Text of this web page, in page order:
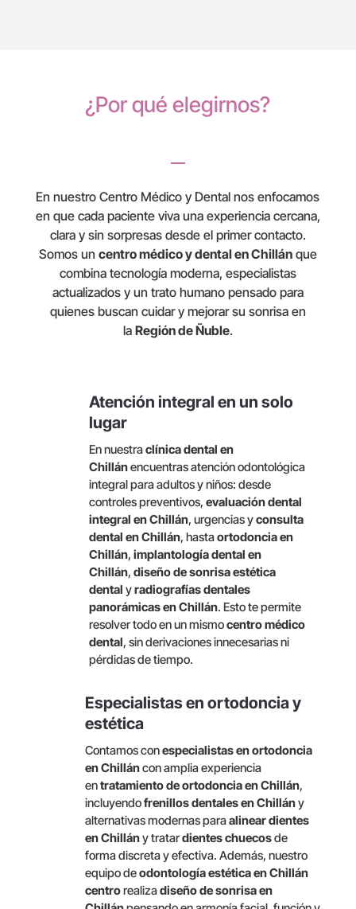
¿Por qué elegirnos?
En nuestro Centro Médico y Dentalnos enfocamos
en que cada paciente viva una experiencia cercana,
clara y sin sorpresas desde el primer contacto.
Somos un centro médico y dental en Chillánque
combina tecnología moderna, especialistas
actualizados y un trato humano pensado para
quienes buscan cuidar y mejorar su sonrisa en
la Región de Ñuble.
Atención integral en un solo
lugar
En nuestraclínica dental en
Chillánencuentras atención odontológica
integral para adultos y niños: desde
controles preventivos, evaluación dental
integral en Chillán, urgencias yconsulta
dental en Chillán, hastaortodoncia en
Chillán, implantología dental en
Chillán, diseño de sonrisa estética
dental yradiografías dentales
panorámicas en Chillán. Esto te permite
resolver todo en un mismocentro médico
dental, sin derivaciones innecesarias ni
pérdidas de tiempo.
Especialistas en ortodoncia y
estética
Contamos conespecialistas en ortodoncia
en Chilláncon amplia experiencia
entratamiento de ortodoncia en Chillán,
incluyendofrenillos dentales en Chillány
alternativas modernas paraalinear dientes
en Chillány tratardientes chuecosde
forma discreta y efectiva. Además, nuestro
equipo deodontología estética en Chillán
centrorealizadiseño de sonrisa en